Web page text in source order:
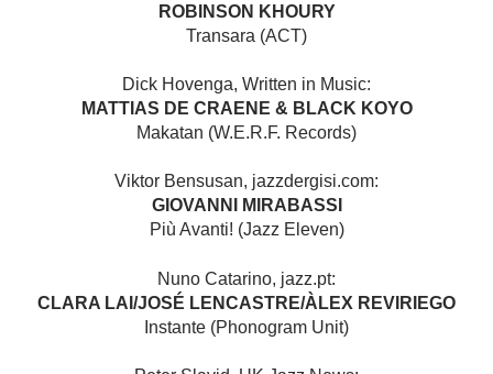
ROBINSON KHOURY
Transara (ACT)
Dick Hovenga, Written in Music:
MATTIAS DE CRAENE & BLACK KOYO
Makatan (W.E.R.F. Records)
Viktor Bensusan, jazzdergisi.com:
GIOVANNI MIRABASSI
Più Avanti! (Jazz Eleven)
Nuno Catarino, jazz.pt:
CLARA LAI/JOSÉ LENCASTRE/ÀLEX REVIRIEGO
Instante (Phonogram Unit)